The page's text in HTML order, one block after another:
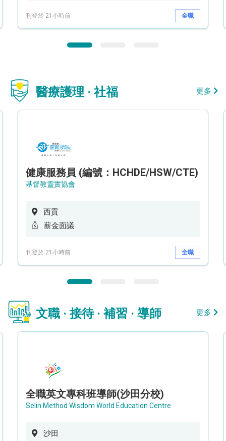
刊登於 21小時前 全職
醫療護理 · 社福 更多
健康服務員 (編號：HCHDE/HSW/CTE)
基督教靈實協會
西貢
薪金面議
刊登於 21小時前 全職
文職 · 接待 · 補習 · 導師 更多
全職英文專科班導師(沙田分校)
Selin Method Wisdom World Education Centre
沙田